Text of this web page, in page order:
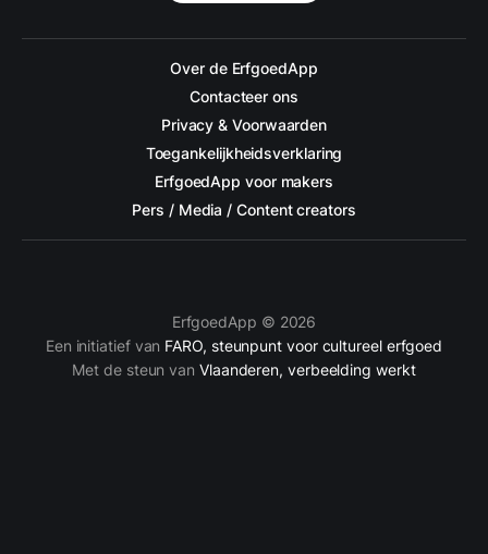
Over de ErfgoedApp
Contacteer ons
Privacy & Voorwaarden
Toegankelijkheidsverklaring
ErfgoedApp voor makers
Pers / Media / Content creators
ErfgoedApp © 2026
Een initiatief van FARO, steunpunt voor cultureel erfgoed
Met de steun van Vlaanderen, verbeelding werkt